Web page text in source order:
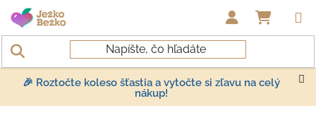
Prejsť na obsah
🎉 Roztočte koleso šťastia a vytočte si zľavu na celý
nákup!